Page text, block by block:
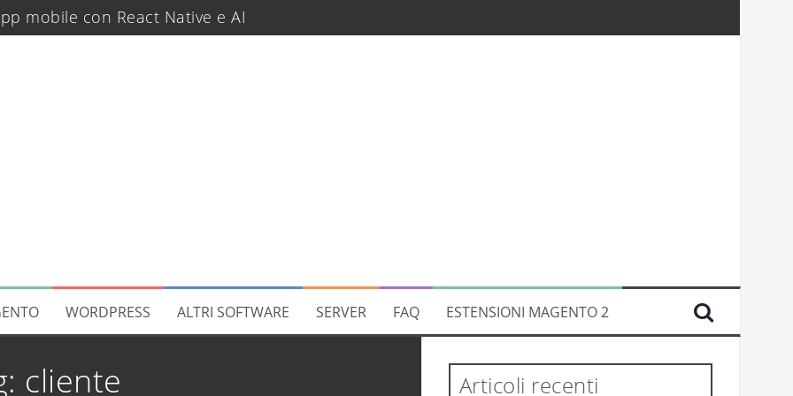
mobile con React Native e AI
o computer linux in modo semplice
a catalogo in Magento 2
sicurezza
password
WORDPRESS ALTRI SOFTWARE SERVER FAQ ESTENSIONI MAGENTO 2
cliente Articoli recenti